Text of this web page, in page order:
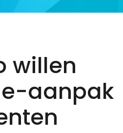
willen
aanpak